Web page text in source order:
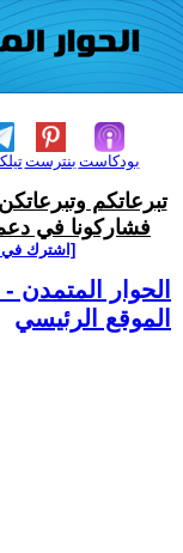
بنترست بودكاست
تبرعاتكم
فشاركونا في
[اشترك في
الحوار المتمدن
الموقع الرئيسي